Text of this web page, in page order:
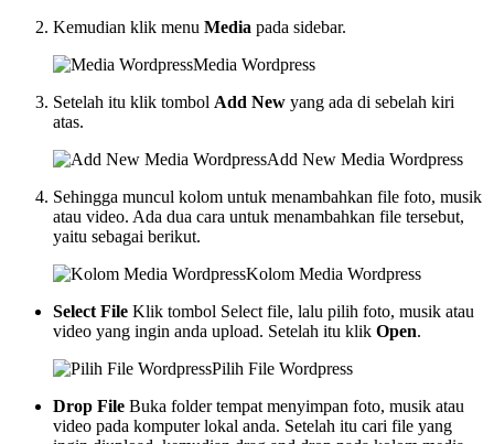
Kemudian klik menu Media pada sidebar.
Media Wordpress
Setelah itu klik tombol Add New yang ada di sebelah kiri
atas.
Add New Media Wordpress
Sehingga muncul kolom untuk menambahkan file foto, musik
atau video. Ada dua cara untuk menambahkan file tersebut,
yaitu sebagai berikut.
Kolom Media Wordpress
Select File Klik tombol Select file, lalu pilih foto, musik atau
video yang ingin anda upload. Setelah itu klik Open.
Pilih File Wordpress
Drop File Buka folder tempat menyimpan foto, musik atau
video pada komputer lokal anda. Setelah itu cari file yang